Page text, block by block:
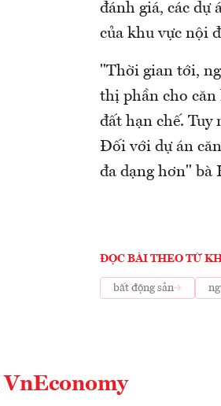
đánh giá, các dự
của khu vực nội
"Thời gian tới,
thị phần cho
đất hạn chế. Tuy
Đối với dự án
đa dạng hơn" bà
ĐỌC BÀI THEO TỪ
bất động sản
VnEconomy